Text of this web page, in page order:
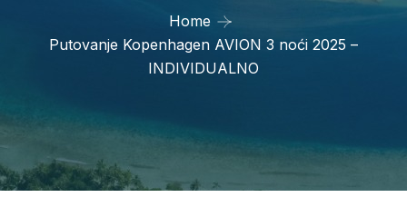
Home
Putovanje Kopenhagen AVION 3 noći 2025 –
INDIVIDUALNO